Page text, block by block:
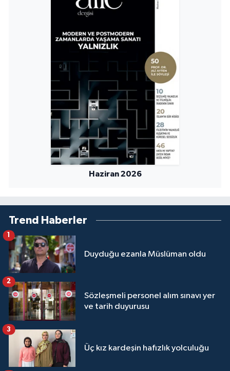
Haziran 2026
Trend Haberler
Duyduğu ezanla Müslüman oldu
1
Sözleşmeli personel alım sınavı yer
ve tarih duyurusu
2
Üç kız kardeşin hafızlık yolculuğu
3
Muş Müftülüğü
Niğde Müftülüğü
Ordu Müftülüğü
Osmaniye Müftülüğü
Sakarya Müftülüğü
Samsun Müftülüğü
Siirt Müftülüğü
Sinop Müftülüğü
Sivas Müftülüğü
Şanlıurfa Müftülüğü
Şırnak Müftülüğü